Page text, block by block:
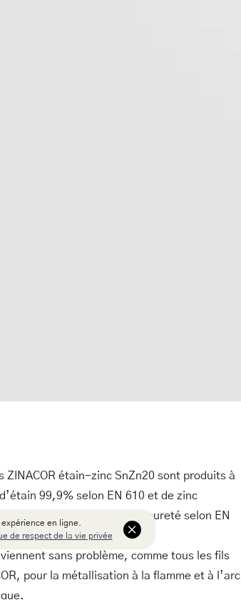
ZINACOR étain-zinc SnZn20 sont produits à
99,9% selon EN 610 et de zinc
99,995% de grande pureté selon EN
sans problème, comme tous les fils
pour la métallisation à la flamme et à l’arc
en ligne.
de respect de la vie privée